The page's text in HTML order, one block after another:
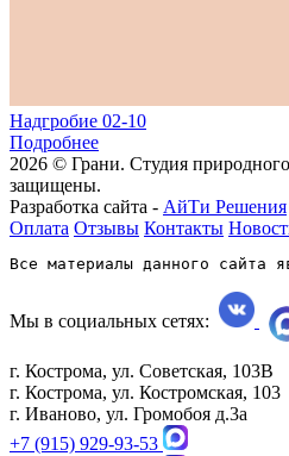
Надгробие 02-10
Подробнее
2026 © Грани. Студия
защищены.
Разработка сайта - АйТи Решения
Оплата Отзывы Контакты
Все материалы данного сайта
Мы в социальных сетях:
г. Кострома, ул. Советская, 103В
г. Кострома, ул. Костромская, 103
г. Иваново, ул. Громобоя д.3а
+7 (915) 929-93-53